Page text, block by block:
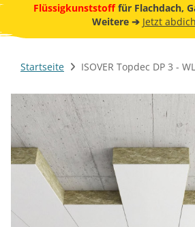
Flüssigkunststofffür Flachdach,
Weitere ➔ Jetzt
Startseite ISOVER Topdec DP 3 -